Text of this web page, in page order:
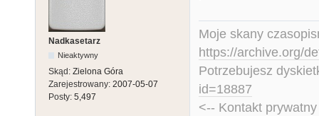
Nadkasetarz
Nieaktywny
Skąd: Zielona Góra
Zarejestrowany: 2007-05-07
Posty: 5,497
Moje skany
https://archive.org/
Potrzebujesz
id=18887
<-- Kontakt